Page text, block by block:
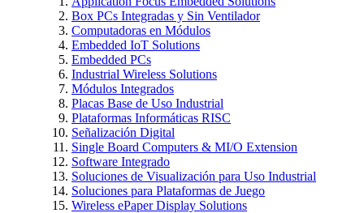
Box PCs Integradas y Sin Ventilador
Computadoras en Módulos
Embedded IoT Solutions
Embedded PCs
Industrial Wireless Solutions
Módulos Integrados
Placas Base de Uso Industrial
Plataformas Informáticas RISC
Señalización Digital
Single Board Computers & MI/O Extension
Software Integrado
Soluciones de Visualización para Uso Industrial
Soluciones para Plataformas de Juego
Wireless ePaper Display Solutions